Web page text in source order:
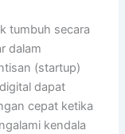
tumbuh secara
dalam
(startup)
dapat
cepat ketika
kendala